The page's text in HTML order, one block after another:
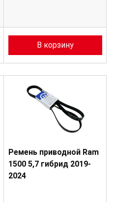
В корзину
Ремень приводной Ram
1500 5,7 гибрид 2019-
2024